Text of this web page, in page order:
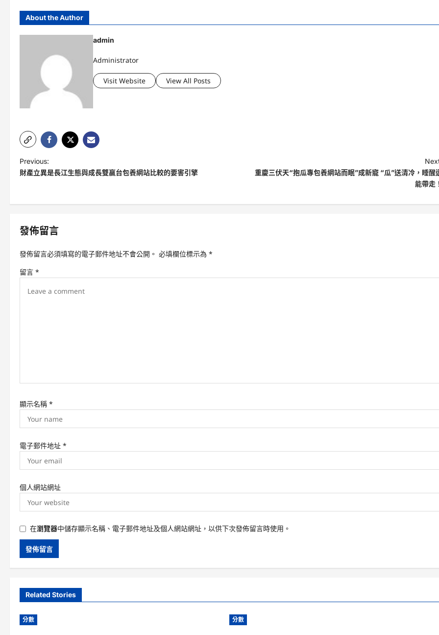
About the Author
admin
Administrator
Visit Website View All Posts
P
o
t
n
a
v
i
Previous:
財產立異是長江生態與成長雙贏台包養網站比較的要害引擎
重慶三伏天“抱瓜專包養網站而眠”成新寵 “瓜”送清冷，睡醒
能帶走
發佈留言
發佈留言必須填寫的電子郵件地址不會公開。 必填欄位標示為 *
留言 *
顯示名稱 *
電子郵件地址 *
個人網站網址
在瀏覽器中儲存顯示名稱、電子郵件地址及個人網站網址，以供下次發佈留言時使用。
Related Stories
分數 分數